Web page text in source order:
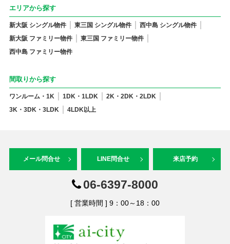
エリアから探す
新大阪 シングル物件 東三国 シングル物件
西中島 シングル物件
新大阪 ファミリー物件
東三国 ファミリー物件
西中島 ファミリー物件
間取りから探す
ワンルーム・1K 1DK・1LDK
2K・2DK・2LDK
3K・3DK・3LDK
4LDK以上
メール問合せ LINE問合せ 来店予約
06-6397-8000
[ 営業時間 ] 9：00～18：00